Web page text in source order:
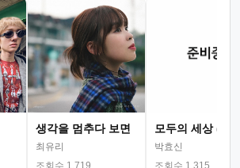
생각을 멈추다 보면
최유리
조회수 1,719
모두의 세상 (뮤
박효신
조회수 1,315